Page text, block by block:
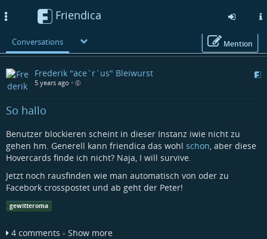
to
main
Friendica
Conversations Mention
Frederik "ace`r`us" Bleiwurst
5 years ago •
So hallo
Benutzer blockieren scheint in dieser Instanz iwie nicht zu
gehen hm. Generell kann friendica das wohl schon, aber diese
Hovercards finde ich nicht? Naja, I will survive.
Jetzt noch rausfinden wie man automatisch von oder zu
Facebork crosspostet und ab geht der Peter!
gewitteroma
4 comments - Show more